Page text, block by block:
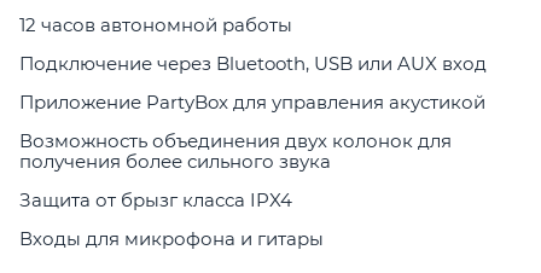
12 часов автономной работы
Подключение через Bluetooth, USB или AUX вход
Приложение PartyBox для управления акустикой
Возможность объединения двух колонок для
получения более сильного звука
Защита от брызг класса IPX4
Входы для микрофона и гитары